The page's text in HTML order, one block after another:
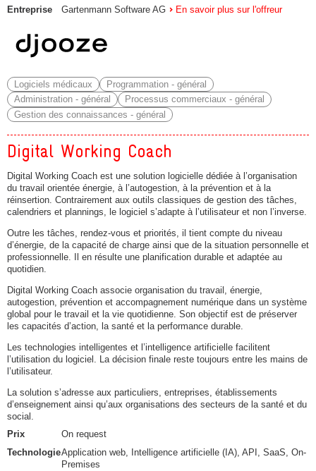
Entreprise
Gartenmann Software AG En savoir plus sur l'offreur
Logiciels médicaux
Programmation - général
Administration - général
Processus commerciaux - général
Gestion des connaissances - général
Digital Working Coach
Digital Working Coach est une solution logicielle dédiée à l’organisation
du travail orientée énergie, à l’autogestion, à la prévention et à la
réinsertion. Contrairement aux outils classiques de gestion des tâches,
calendriers et plannings, le logiciel s’adapte à l’utilisateur et non l’inverse.
Outre les tâches, rendez-vous et priorités, il tient compte du niveau
d’énergie, de la capacité de charge ainsi que de la situation personnelle et
professionnelle. Il en résulte une planification durable et adaptée au
quotidien.
Digital Working Coach associe organisation du travail, énergie,
autogestion, prévention et accompagnement numérique dans un système
global pour le travail et la vie quotidienne. Son objectif est de préserver
les capacités d’action, la santé et la performance durable.
Les technologies intelligentes et l’intelligence artificielle facilitent
l’utilisation du logiciel. La décision finale reste toujours entre les mains de
l’utilisateur.
La solution s’adresse aux particuliers, entreprises, établissements
d’enseignement ainsi qu’aux organisations des secteurs de la santé et du
social.
Prix
On request
TechnologieApplication web, Intelligence artificielle (IA), API, SaaS, On-
Premises